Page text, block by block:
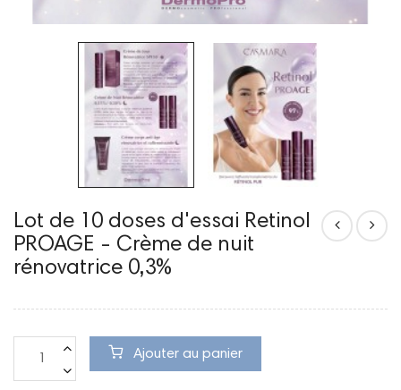
Lot de 10 doses d'essai Retinol
PROAGE - Crème de nuit
rénovatrice 0,3%
Ajouter au panier